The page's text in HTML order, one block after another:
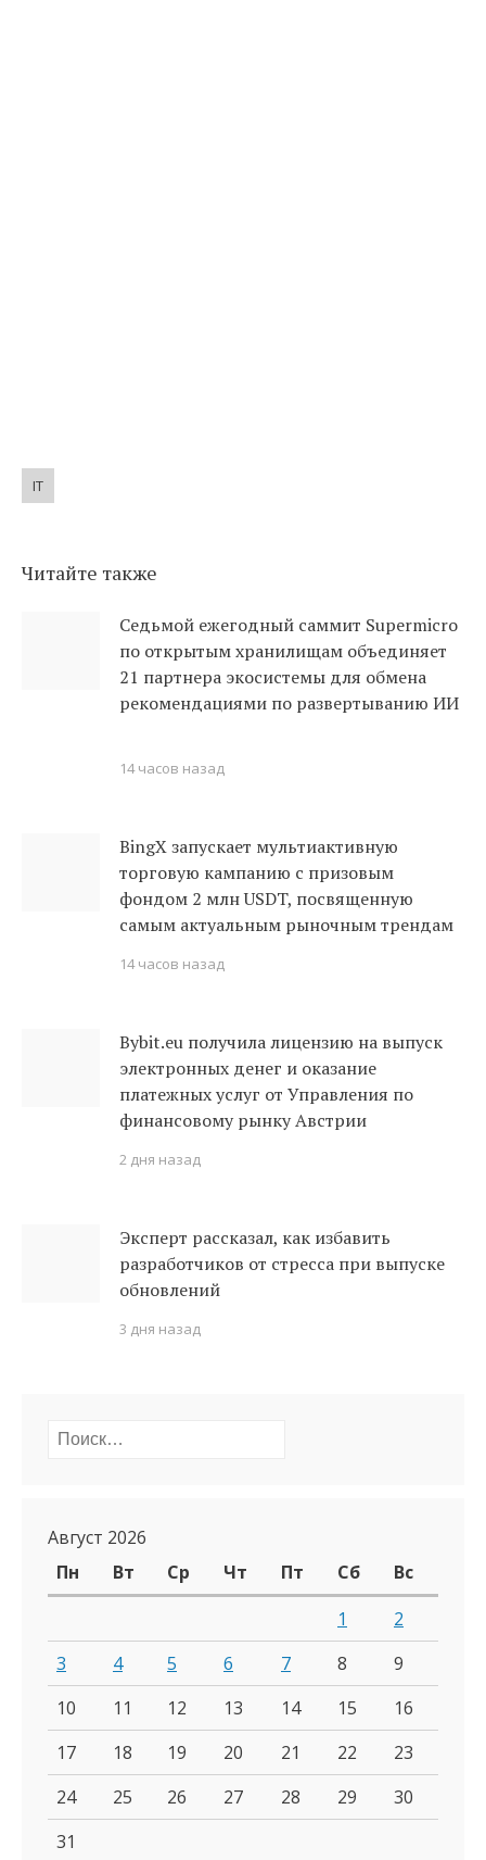
IT
Читайте также
Седьмой ежегодный саммит Supermicro
по открытым хранилищам объединяет
21 партнера экосистемы для обмена
рекомендациями по развертыванию ИИ
14 часов назад
BingX запускает мультиактивную
торговую кампанию с призовым
фондом 2 млн USDT, посвященную
самым актуальным рыночным трендам
14 часов назад
Bybit.eu получила лицензию на выпуск
электронных денег и оказание
платежных услуг от Управления по
финансовому рынку Австрии
2 дня назад
Эксперт рассказал, как избавить
разработчиков от стресса при выпуске
обновлений
3 дня назад
Найти:
Август 2026
Пн
Вт Ср Чт Пт Сб
Вс
1
2
3
4 5 6 7 8
9
10
11 12 13 14 15
16
17
18 19 20 21 22
23
24
25 26 27 28 29
30
31